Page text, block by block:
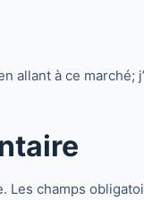
allant à ce marché;
Les champs